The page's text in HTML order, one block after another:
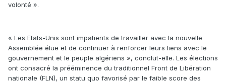
volonté ».
« Les Etats-Unis sont impatients de travailler avec la nouvelle
Assemblée élue et de continuer à renforcer leurs liens avec le
gouvernement et le peuple algériens », conclut-elle. Les élections
ont consacré la prééminence du traditionnel Front de Libération
nationale (FLN), un statu quo favorisé par le faible score des